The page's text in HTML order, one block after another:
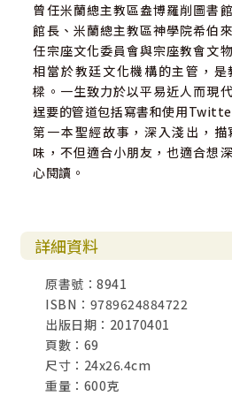
曾任米蘭總主教區盎博羅削圖書
館長、米蘭總主教區神學院希伯
任宗座文化委員會與宗座教會文
相當於教廷文化機構的主管，
樑。一生致力於以平易近人而現
逞要的管道包括寫書和使用
第一本聖經故事，深入淺出，
味，不但適合小朋友，也適合想
心閱讀。
詳細資料
原書號：8941
ISBN：9789624884722
出版日期：20170401
頁數：69
尺寸：24x26.4cm
重量：600克